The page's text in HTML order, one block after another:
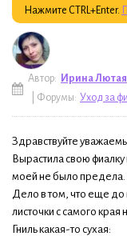
Нажмите CTRL+Enter.
Автор: Ирина Лютая
| Форумы: Уход за
Здравствуйте
Вырастила свою фиалку
моей не было предела.
Дело в том, что еще до
листочки с самого края
Гниль какая-то сухая: